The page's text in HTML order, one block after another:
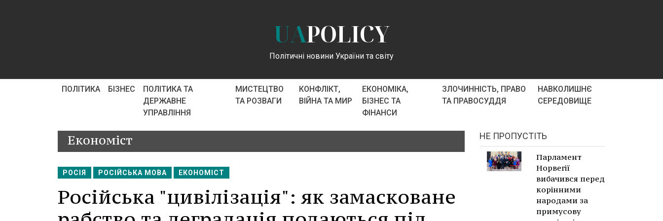
UAPOLICY
Політичні новини України та світу
ПОЛІТИКА БІЗНЕС
ПОЛІТИКА ТА
ДЕРЖАВНЕ
УПРАВЛІННЯ
МИСТЕЦТВО
ТА РОЗВАГИ
КОНФЛІКТ,
ВІЙНА ТА МИР
ЕКОНОМІКА,
БІЗНЕС ТА
ФІНАНСИ
ЗЛОЧИННІСТЬ, ПРАВО
ТА ПРАВОСУДДЯ
НАВКОЛИШНЄ
СЕРЕДОВИЩЕ
Економіст
РОСІЯ РОСІЙСЬКА МОВА ЕКОНОМІСТ
Російська "цивілізація": як замасковане
НЕ ПРОПУСТІТЬ
Парламент
Норвегії
вибачився перед
корінними
народами за
примусову